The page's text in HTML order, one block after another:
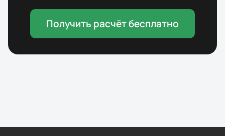
Получить расчёт бесплатно